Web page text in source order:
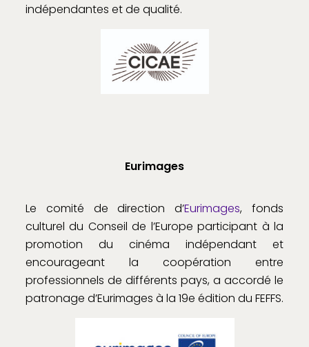
indépendantes et de qualité.
Eurimages
Le comité de direction d’Eurimages, fonds
culturel du Conseil de l’Europe participant à la
promotion du cinéma indépendant et
encourageant la coopération entre
professionnels de différents pays, a accordé le
patronage d’Eurimages à la 19e édition du FEFFS.